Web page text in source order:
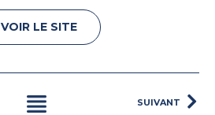
VOIR LE SITE
SUIVANT